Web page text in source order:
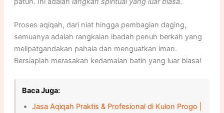
Proses aqiqah, dari niat hingga pembagian daging,
semuanya adalah rangkaian ibadah penuh berkah yang
melipatgandakan pahala dan menguatkan iman.
Bersiaplah merasakan kedamaian batin yang luar biasa!
Baca Juga:
Jasa Aqiqah Praktis & Profesional di Kulon Progo |